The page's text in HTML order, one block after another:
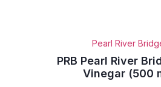
Pearl River
PRB Pearl River
Vinegar (500